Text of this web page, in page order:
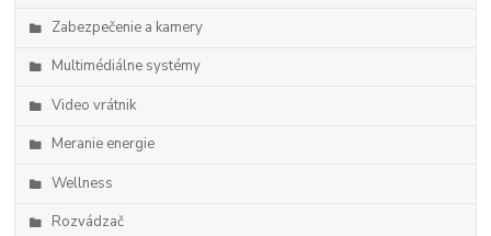
Zabezpečenie a kamery
Multimédiálne systémy
Video vrátnik
Meranie energie
Wellness
Rozvádzač